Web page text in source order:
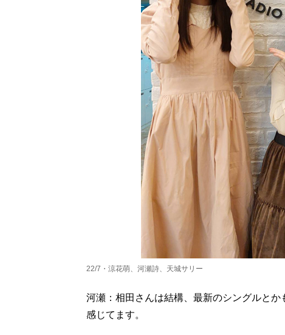
22/7・涼花萌、河瀬詩、天城サリー
河瀬：相田さんは結構、最新のシングルと
感じてます。